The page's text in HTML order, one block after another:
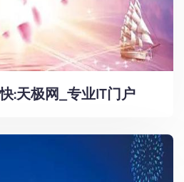
:天极网_专业IT门户